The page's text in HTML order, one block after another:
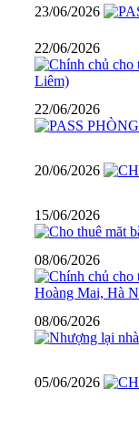
23/06/2026
22/06/2026
22/06/2026
20/06/2026
15/06/2026
08/06/2026
08/06/2026
05/06/2026